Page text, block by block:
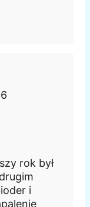
rok był
i